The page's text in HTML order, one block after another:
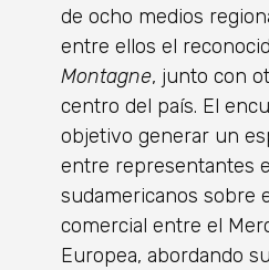
de ocho medios
entre ellos el
Montagne, junto con
centro del país. El
objetivo generar un
entre representantes
sudamericanos sobre
comercial entre el
Europea, abordando